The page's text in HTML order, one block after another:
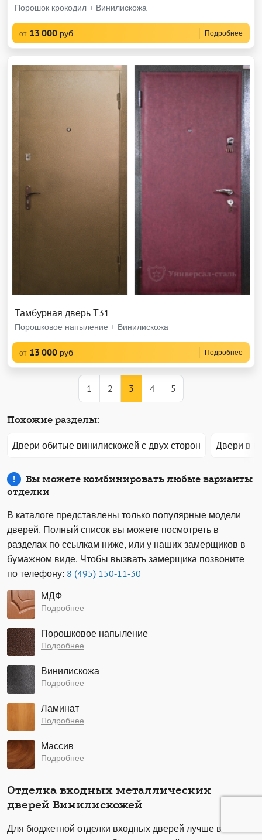
Порошок крокодил + Винилискожа
от 13 000 руб Подробнее
Тамбурная дверь Т31
Порошковое напыление + Винилискожа
от 13 000 руб Подробнее
1 2 3 4 5
Похожие разделы:
Двери обитые винилискожей с двух сторон Двери в
Вы можете комбинировать любые варианты
отделки
В каталоге представлены только популярные модели
дверей. Полный список вы можете посмотреть в
разделах по ссылкам ниже, или у наших замерщиков в
бумажном виде. Чтобы вызвать замерщика позвоните
по телефону: 8 (495) 150-11-30
МДФ
Подробнее
Порошковое напыление
Подробнее
Винилискожа
Подробнее
Ламинат
Подробнее
Массив
Подробнее
Отделка входных металлических
дверей Винилискожей
Для бюджетной отделки входных дверей лучше всего